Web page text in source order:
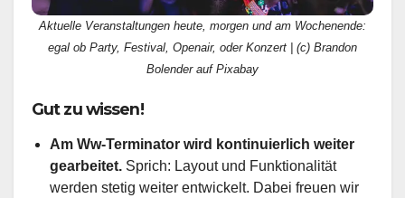
Aktuelle Veranstaltungen heute, morgen und am Wochenende:
egal ob Party, Festival, Openair, oder Konzert | (c) Brandon
Bolender auf Pixabay
Gut zu wissen!
Am Ww-Terminator wird kontinuierlich weiter
gearbeitet. Sprich: Layout und Funktionalität
werden stetig weiter entwickelt. Dabei freuen wir